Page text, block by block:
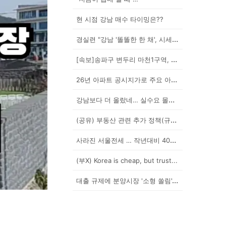
현 시점 강남 매수 타이밍은??
경실련 "강남 '똘똘한 한 채', 시세 차익 102억인...
[속보]송파구 변두리 마천1구역, 49층 랜드마크로 날...
26년 아파트 공시지가로 주요 아파트 보유세 시뮬레이션...
강남보다 더 올랐네… 실수요 몰린 이곳은?
(공유) 부동산 관련 추가 정책(규제) 발표 예상됩니다...
사라진 서울전세 … 작년대비 40% '뚝'
(부X) Korea is cheap, but trust...
대출 규제에 분양시장 '소형 쏠림'…20평 이하 경쟁률...